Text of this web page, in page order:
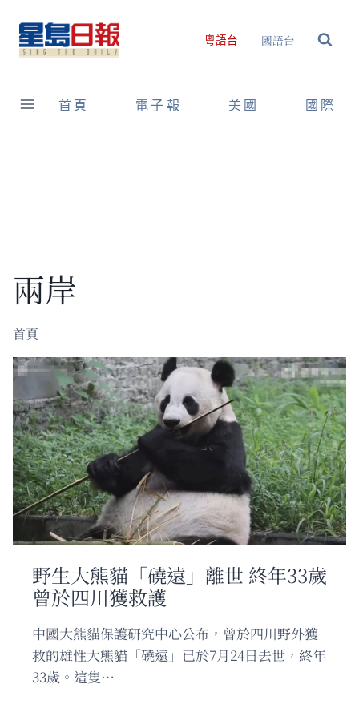
content
粵語台 國語台
首頁 電子報 美國 國際
兩岸
野生大熊貓「磽遠」離世 終年33歲
曾於四川獲救護
中國大熊貓保護研究中心公布，曾於四川野外獲
救的雄性大熊貓「磽遠」已於7月24日去世，終年
33歲。這隻…